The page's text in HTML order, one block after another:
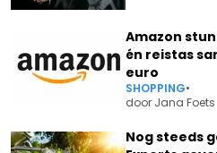
Amazon
én reistas
euro
SHOPPING•
door Jana Foets
Nog steeds